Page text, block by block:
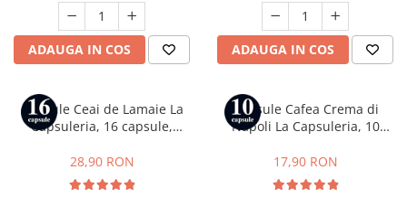
ADAUGA IN COS ADAUGA IN COS
Capsule Ceai de Lamaie La
Capsuleria, 16 capsule,
28,90 RON
Capsule Cafea Crema di
Napoli La Capsuleria, 10
Bialetti
17,90 RON